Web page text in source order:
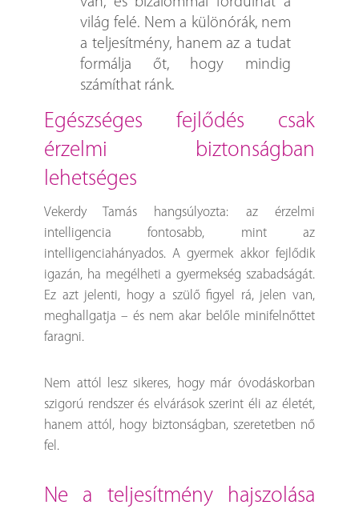
világ felé. Nem a különórák, nem
a teljesítmény, hanem az a tudat
formálja őt, hogy mindig
számíthat ránk.
egészséges fejlődés csak
érzelmi biztonságban
lehetséges
Vekerdy Tamás hangsúlyozta: az érzelmi
intelligencia fontosabb, mint az
intelligenciahányados. A gyermek akkor fejlődik
igazán, ha megélheti a gyermekség szabadságát.
Ez azt jelenti, hogy a szülő figyel rá, jelen van,
meghallgatja – és nem akar belőle minifelnőttet
faragni.
Nem attól lesz sikeres, hogy már óvodáskorban
szigorú rendszer és elvárások szerint éli az életét,
hanem attól, hogy biztonságban, szeretetben nő
fel.
ne a teljesítmény hajszolása